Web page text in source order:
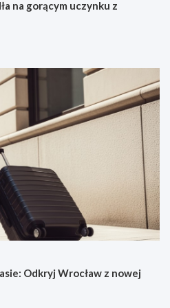
na gorącym uczynku z
Odkryj Wrocław z nowej